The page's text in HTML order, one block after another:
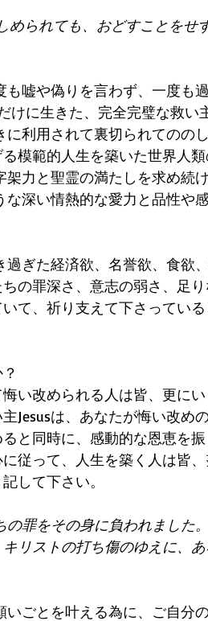
められても、おどすことをせ
も嘘や偽りを言わず、一度も
けに生きた、完全完璧な救い
に利用されて裏切られてのの
模範的人生を築いた世界人
力と聖霊の満たしを求め続
な深い情熱的な愛力と品性や
ぎた経済欲、名誉欲、食欲、
の罪深さ、意志の弱さ、足
て、祈り支えて下さっている
い改められる人は皆、更に
Jesusは、あなたが悔い改め
と同時に、感動的な恩恵を
従って、人生を築く人は皆
して下さい。
罪をその身に負われました。
リストの打ち傷のゆえに、
いごとを叶える為に、ご自分